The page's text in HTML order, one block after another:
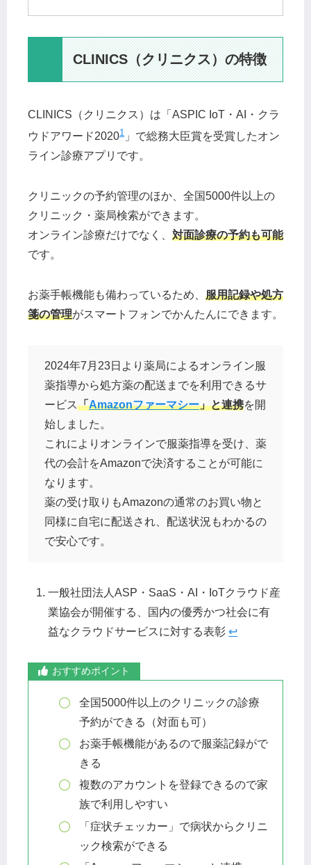
CLINICS（クリニクス）の特徴
CLINICS（クリニクス）は「ASPIC IoT・AI・クラ
ウドアワード20201 」で総務大臣賞を受賞したオン
ライン診療アプリです。
クリニックの予約管理のほか、全国5000件以上の
クリニック・薬局検索ができます。
オンライン診療だけでなく、 対面診療の予約も可能
です。
お薬手帳機能も備わっているため、 服用記録や処方
箋の管理がスマートフォンでかんたんにできます。
2024年7月23日より薬局によるオンライン服
薬指導から処方薬の配送までを利用できるサ
ービス「Amazonファーマシー」と連携を開
始しました。
これによりオンラインで服薬指導を受け、薬
代の会計をAmazonで決済することが可能に
なります。
薬の受け取りもAmazonの通常のお買い物と
同様に自宅に配送され、配送状況もわかるの
で安心です。
一般社団法人ASP・SaaS・AI・IoTクラウド産
業協会が開催する、国内の優秀かつ社会に有
益なクラウドサービスに対する表彰↩︎
おすすめポイント
全国5000件以上のクリニックの診療
予約ができる（対面も可）
お薬手帳機能があるので服薬記録がで
きる
複数のアカウントを登録できるので家
族で利用しやすい
「症状チェッカー」で病状からクリニ
ック検索ができる